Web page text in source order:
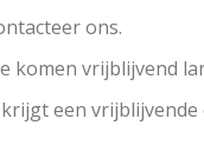
ons.
komen vrijblijvend
een